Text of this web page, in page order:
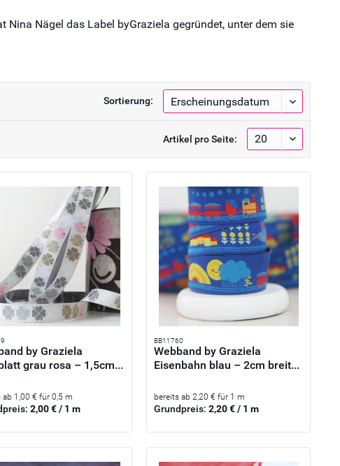
Nägel das Label byGraziela gegründet, unter dem sie
Sortierung:
Artikel pro Seite:
by Graziela
grau rosa – 1,5cm...
ab 1,00 € für 0,5 m
2,00 € / 1 m
BB11760
Webband by Graziela
Eisenbahn blau – 2cm breit...
bereits ab 2,20 € für 1 m
Grundpreis:2,20 € / 1 m